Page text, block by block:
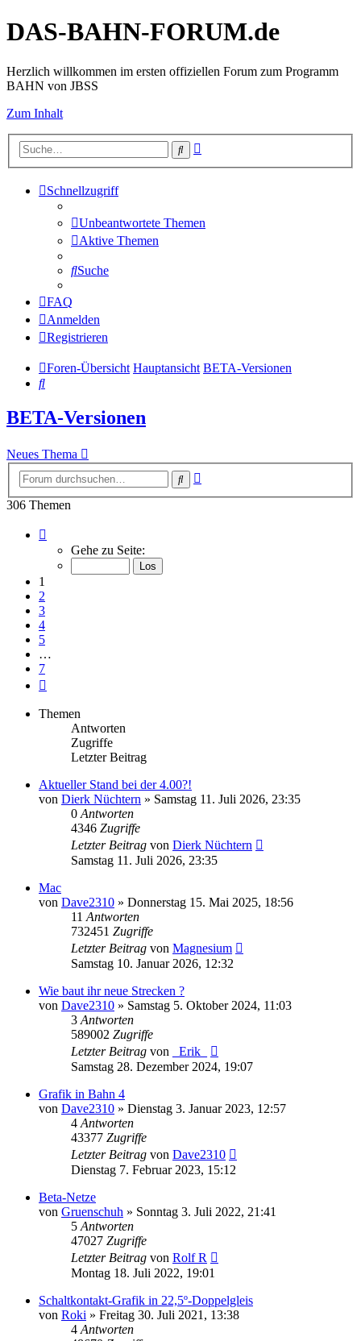
DAS-BAHN-FORUM.de
Herzlich willkommen im ersten offiziellen Forum zum Programm
BAHN von JBSS
Zum Inhalt
Suche
Schnellzugriff
Unbeantwortete Themen
Aktive Themen
Suche
FAQ
Anmelden
Registrieren
Foren-Übersicht Hauptansicht BETA-Versionen
Suche
BETA-Versionen
Neues Thema
Suche
306 Themen
von
Gehe zu Seite:
1
2
3
4
5
…
7
Themen
Antworten
Zugriffe
Letzter Beitrag
Aktueller Stand bei der 4.00?!
von Dierk Nüchtern » Samstag 11. Juli 2026, 23:35
0 Antworten
4346 Zugriffe
Letzter Beitrag von Dierk Nüchtern
Samstag 11. Juli 2026, 23:35
Mac
von Dave2310 » Donnerstag 15. Mai 2025, 18:56
11 Antworten
732451 Zugriffe
Letzter Beitrag von Magnesium
Samstag 10. Januar 2026, 12:32
Wie baut ihr neue Strecken ?
von Dave2310 » Samstag 5. Oktober 2024, 11:03
3 Antworten
589002 Zugriffe
Letzter Beitrag von
_Erik_
Samstag 28. Dezember 2024, 19:07
Grafik in Bahn 4
von Dave2310 » Dienstag 3. Januar 2023, 12:57
4 Antworten
43377 Zugriffe
Letzter Beitrag von Dave2310
Dienstag 7. Februar 2023, 15:12
Beta-Netze
von Gruenschuh » Sonntag 3. Juli 2022, 21:41
5 Antworten
47027 Zugriffe
Letzter Beitrag von Rolf R
Montag 18. Juli 2022, 19:01
Schaltkontakt-Grafik in 22,5º-Doppelgleis
von Roki » Freitag 30. Juli 2021, 13:38
4 Antworten